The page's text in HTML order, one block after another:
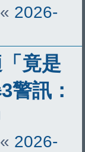
« 2026-
竟是
警訊：
« 2026-